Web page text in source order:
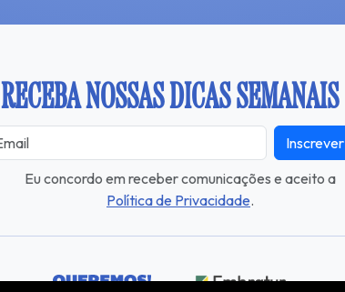
RECEBA NOSSAS DICAS SEMANAIS
Inscrever
Eu concordo em receber comunicações e aceito a
Política de Privacidade.